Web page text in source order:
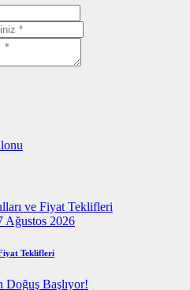
Ağustos 2026
Teklifleri